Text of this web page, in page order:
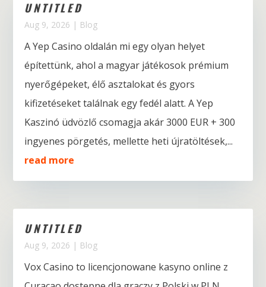
UNTITLED
Aug 9, 2026 | Blog
A Yep Casino oldalán mi egy olyan helyet
építettünk, ahol a magyar játékosok prémium
nyerőgépeket, élő asztalokat és gyors
kifizetéseket találnak egy fedél alatt. A Yep
Kaszinó üdvözlő csomagja akár 3000 EUR + 300
ingyenes pörgetés, mellette heti újratöltések,...
read more
UNTITLED
Aug 9, 2026 | Blog
Vox Casino to licencjonowane kasyno online z